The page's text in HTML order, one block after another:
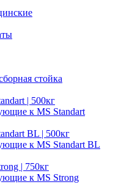
стойка
| 500кг
к MS Standart
BL | 500кг
к MS Standart BL
| 750кг
к MS Strong